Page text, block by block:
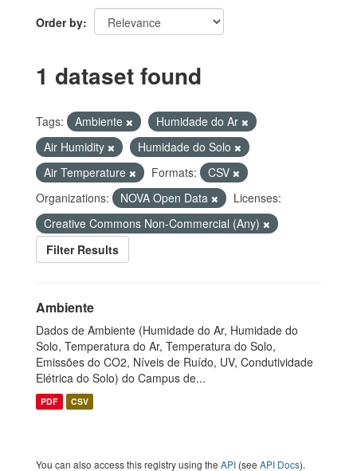
Order by
1 dataset found
Tags: Ambiente
Humidade do Ar
Air Humidity
Humidade do Solo
Air Temperature
Formats:
CSV
Organizations:
NOVA Open Data
Licenses:
Creative Commons Non-Commercial (Any)
Filter Results
Ambiente
Dados de Ambiente (Humidade do Ar, Humidade do
Solo, Temperatura do Ar, Temperatura do Solo,
Emissões do CO2, Níveis de Ruído, UV, Condutividade
Elétrica do Solo) do Campus de...
PDF CSV
You can also access this registry using the API (see API Docs).